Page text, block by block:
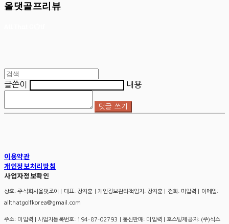
올댓골프리뷰
글쓴이 내용
댓글 쓰기
이용약관
개인정보처리방침
사업자정보확인
상호: 주식회사올댓조이 | 대표: 장지훈 | 개인정보관리책임자: 장지훈 | 전화: 미입력 | 이메일:
allthatgolfkorea@gmail.com
주소: 미입력 | 사업자등록번호: 194-87-02793 | 통신판매: 미입력 | 호스팅제공자: (주)식스